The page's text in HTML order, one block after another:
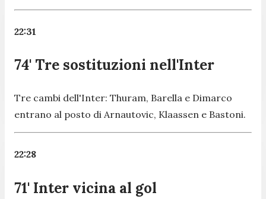
22:31
74' Tre sostituzioni nell'Inter
Tre cambi dell'Inter: Thuram, Barella e Dimarco
entrano al posto di Arnautovic, Klaassen e Bastoni.
22:28
71' Inter vicina al gol